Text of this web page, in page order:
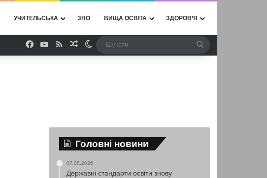
УЧИТЕЛЬСЬКА ЗНО ВИЩА ОСВІТА ЗДОРОВ’Я
Facebook
YouTube
RSSВипадкова стаття
Switch skin
Головні новини
07.08.2026
Державні стандарти освіти знову